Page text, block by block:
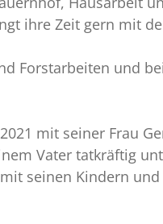
ihre Zeit gern mit
Forstarbeiten und
mit seiner Frau
Vater tatkräftig
seinen Kindern